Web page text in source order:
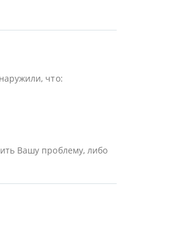
что:
Вашу проблему, либо